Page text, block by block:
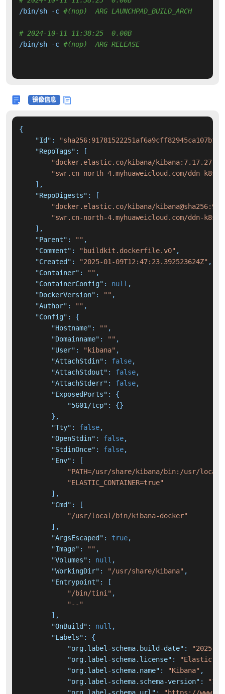
/bin/sh -c #(nop)  ARG LAUNCHPAD_BUILD_ARCH
# 2024-10-11 11:38:25  0.00B
/bin/sh -c #(nop)  ARG RELEASE
镜像信息
{
"Id" :
"RepoTags" :
[
"docker.elastic.co/kibana/kibana:7.17.27"
"swr.cn-north-4.myhuaweicloud.com/ddn-
] ,
"RepoDigests" :
[
"docker.elastic.co/kibana/
"swr.cn-north-4.myhuaweicloud.com/ddn-k8s/
] ,
"Parent" : "" ,
"Comment" : "buildkit.dockerfile.v0" ,
"Created" : "2025-01-09T12:47:23.392523624Z" ,
"Container" : "" ,
"ContainerConfig" : null ,
"DockerVersion" : "" ,
"Author" : "" ,
"Config" :
{
"Hostname" : "" ,
"Domainname" : "" ,
"User" : "kibana" ,
"AttachStdin" : false,
"AttachStdout" : false,
"AttachStderr" : false,
"ExposedPorts" :
{
"5601/tcp" : {}
} ,
"Tty" : false,
"OpenStdin" : false,
"StdinOnce" : false,
"Env" :
[
"PATH=/usr/share/kibana/bin:/usr/
"ELASTIC_CONTAINER=true"
] ,
"Cmd" :
[
"/usr/local/bin/kibana-docker"
] ,
"ArgsEscaped" : true,
"Image" : "" ,
"Volumes" : null ,
"WorkingDir" : "/usr/share/kibana" ,
"Entrypoint" :
[
"/bin/tini" ,
"--"
] ,
"OnBuild" : null ,
"Labels" :
{
"org.label-schema.build-date" :
"2025-
"org.label-schema.license" :
"Elastic
"org.label-schema.name" : "Kibana" ,
"org.label-schema.schema-version" :
"org.label-schema.url" : "https://